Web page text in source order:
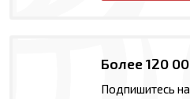
Более 120
Подпишитесь на